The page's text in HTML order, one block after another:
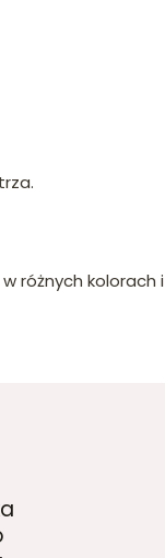
różnych kolorach i